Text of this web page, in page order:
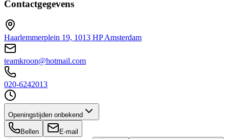
Contactgegevens
Haarlemmerplein 19, 1013 HP Amsterdam
teamkroon@hotmail.com
020-6242013
Openingstijden onbekend
Bellen E-mail